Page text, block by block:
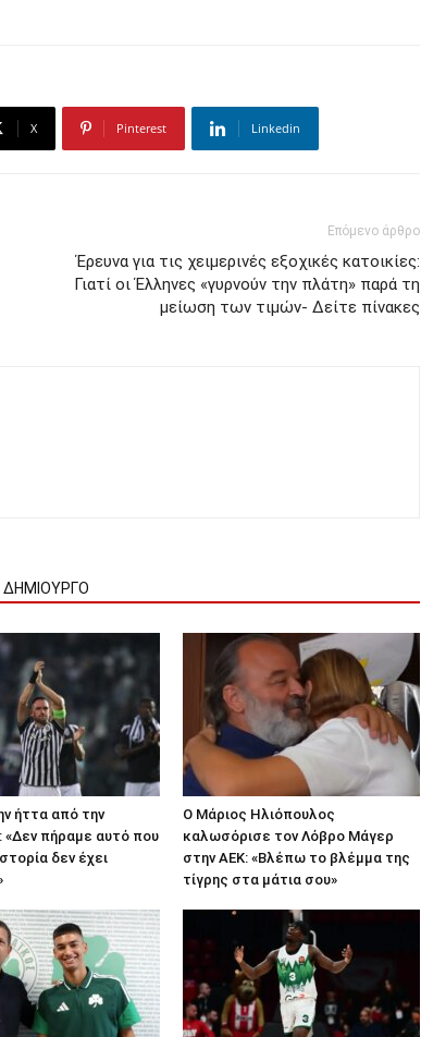
X Pinterest Linkedin
Επόμενο άρθρο
Έρευνα για τις χειμερινές εξοχικές κατοικίες:
Γιατί οι Έλληνες «γυρνούν την πλάτη» παρά τη
μείωση των τιμών- Δείτε πίνακες
ΔΗΜΙΟΥΡΓΟ
ήττα από την
«Δεν πήραμε αυτό που
δεν έχει
Ο Μάριος Ηλιόπουλος
καλωσόρισε τον Λόβρο Μάγερ
στην ΑΕΚ: «Βλέπω το βλέμμα της
τίγρης στα μάτια σου»